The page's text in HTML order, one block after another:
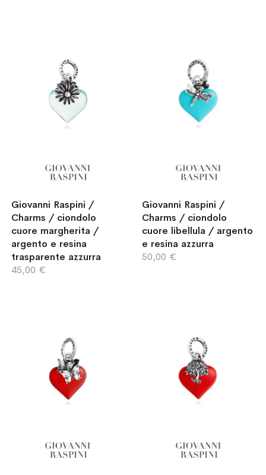
Giovanni Raspini /
Charms / ciondolo
cuore margherita /
argento e resina
trasparente azzurra
45,00 €
Giovanni Raspini /
Charms / ciondolo
cuore libellula / argento
e resina azzurra
50,00 €